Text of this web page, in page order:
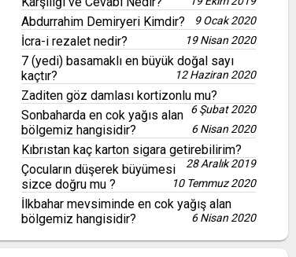
Abdurrahim Demiryeri Kimdir? 9 Ocak 2020
İcra-i rezalet nedir? 19 Nisan 2020
7 (yedi) basamaklı en büyük doğal sayı
kaçtır?
12 Haziran 2020
Zaditen göz damlası kortizonlu mu?
6 Şubat 2020
Sonbaharda en cok yağıs alan
bölgemiz hangisidir?
6 Nisan 2020
Kıbrıstan kaç karton sigara getirebilirim?
28 Aralık 2019
Çocuların düşerek büyümesi
sizce doğru mu ?
10 Temmuz 2020
İlkbahar mevsiminde en cok yağış alan
bölgemiz hangisidir?
6 Nisan 2020